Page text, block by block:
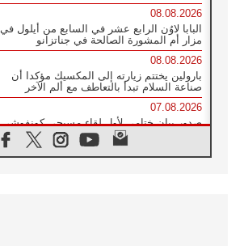
08.08.2026
البابا لاوُن الرابع عشر في السابع من أيلول في
مزار أم المشورة الصالحة في جناتزانو
08.08.2026
بارولين يختتم زيارته إلى المكسيك مؤكدا أن
صناعة السلام تبدأ بالتعاطف مع ألم الآخر
07.08.2026
صدور بيان ختامي لأول لقاء مسيحي كونفوشي
بمشاركة الدائرة الفاتيكانية للحوار بين الأديان
07.08.2026